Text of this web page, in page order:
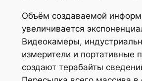
Объём создаваемой
увеличивается
Видеокамеры,
измерители и портативные
создают терабайты